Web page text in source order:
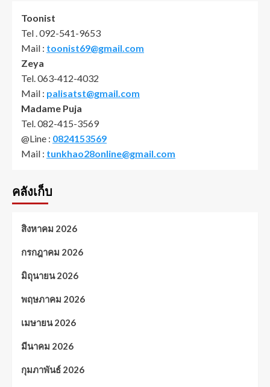
Toonist
Tel . 092-541-9653
Mail : toonist69@gmail.com
Zeya
Tel. 063-412-4032
Mail : palisatst@gmail.com
Madame Puja
Tel. 082-415-3569
@Line : 0824153569
Mail : tunkhao28online@gmail.com
คลังเก็บ
สิงหาคม 2026
กรกฎาคม 2026
มิถุนายน 2026
พฤษภาคม 2026
เมษายน 2026
มีนาคม 2026
กุมภาพันธ์ 2026